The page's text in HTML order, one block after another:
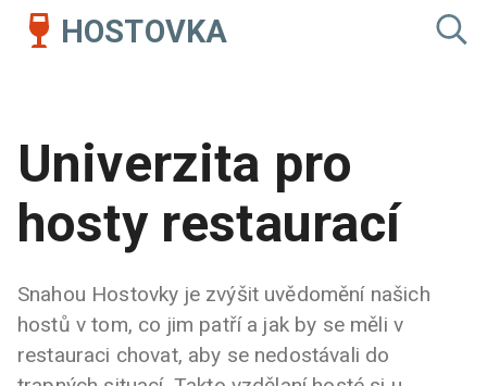
HOSTOVKA
Univerzita pro
hosty restaurací
Snahou Hostovky je zvýšit uvědomění našich
hostů v tom, co jim patří a jak by se měli v
restauraci chovat, aby se nedostávali do